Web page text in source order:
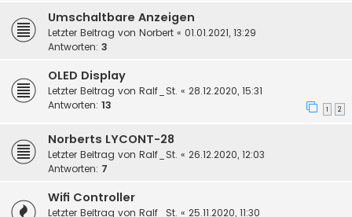
Umschaltbare Anzeigen
Letzter Beitrag von Norbert « 01.01.2021, 13:29
Antworten: 3
OLED Display
Letzter Beitrag von Ralf_St. « 28.12.2020, 15:31
Antworten: 13 1 2
Norberts LYCONT-28
Letzter Beitrag von Ralf_St. « 26.12.2020, 12:03
Antworten: 7
Wifi Controller
Letzter Beitrag von Ralf_St. « 25.11.2020, 11:30